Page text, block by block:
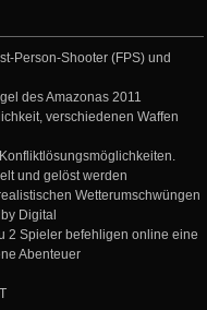
Person-Shooter (FPS) und
des Amazonas 2011
verschiedenen Waffen
und gelöst werden
Wetterumschwüngen
Digital
2 Spieler befehligen online eine
Abenteuer